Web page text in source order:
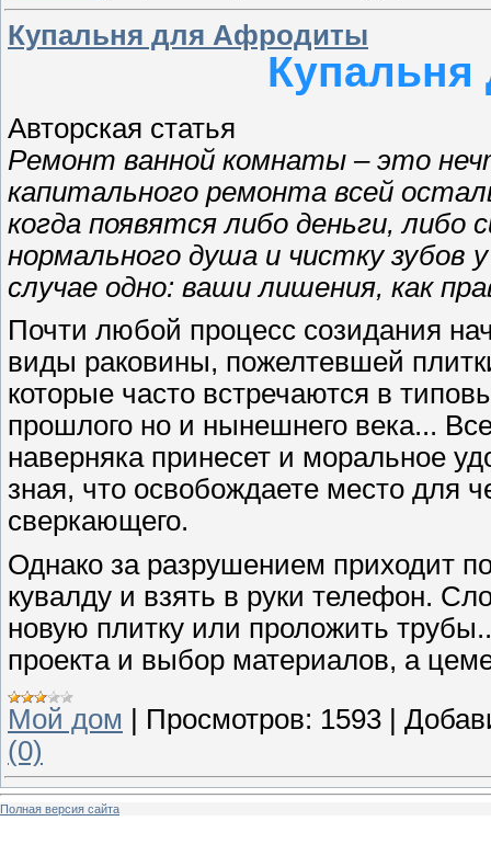
Купальня для Афродиты
Авторская статья
Ремонт ванной комнаты – это
капитального ремонта всей
когда появятся либо деньги,
нормального душа и чистку зубов
случае одно: ваши лишения, как
Почти любой процесс созидания
виды раковины, пожелтевшей
которые часто встречаются в
прошлого но и нынешнего века...
наверняка принесет и моральное
зная, что освобождаете место для
сверкающего.
Однако за разрушением приходит
кувалду и взять в руки телефон.
новую плитку или проложить
проекта и выбор материалов, а
Мой дом | Просмотров: 1593 |
(0)
Полная версия сайта